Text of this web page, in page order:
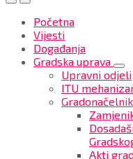
Početna
Vijesti
Događanja
Gradska uprava
Upravni odjeli
ITU
Gradonačelnik
Akti